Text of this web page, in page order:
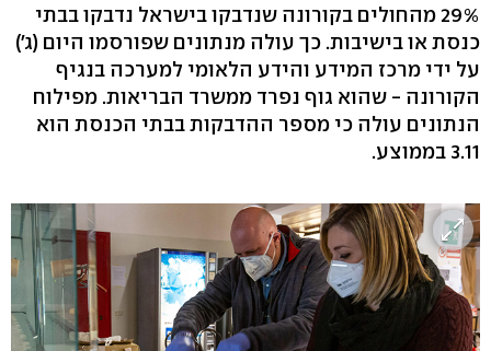
29% מהחולים בקורונה שנדבקו בישראל נדבקו בבתי
כנסת או בישיבות. כך עולה מנתונים שפורסמו היום (ג')
על ידי מרכז המידע והידע הלאומי למערכה בנגיף
הקורונה - שהוא גוף נפרד ממשרד הבריאות. מפילוח
הנתונים עולה כי מספר ההדבקות בבתי הכנסת הוא
3.11 בממוצע.